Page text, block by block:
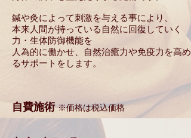
鍼や灸によって刺激を与える事により、
本来人間が持っている自然に回復していく
力・生体防御機能を
人為的に働かせ、自然治癒力や免疫力を高め
るサポートをします。
自費施術※価格は税込価格